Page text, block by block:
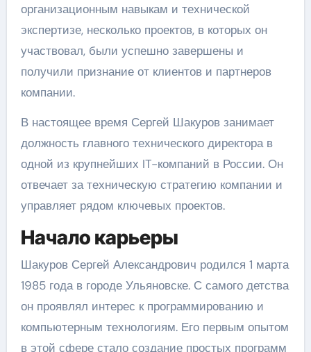
организационным навыкам и технической
экспертизе, несколько проектов, в которых он
участвовал, были успешно завершены и
получили признание от клиентов и партнеров
компании.
В настоящее время Сергей Шакуров занимает
должность главного технического директора в
одной из крупнейших IT-компаний в России. Он
отвечает за техническую стратегию компании и
управляет рядом ключевых проектов.
Начало карьеры
Шакуров Сергей Александрович родился 1 марта
1985 года в городе Ульяновске. С самого детства
он проявлял интерес к программированию и
компьютерным технологиям. Его первым опытом
в этой сфере стало создание простых программ